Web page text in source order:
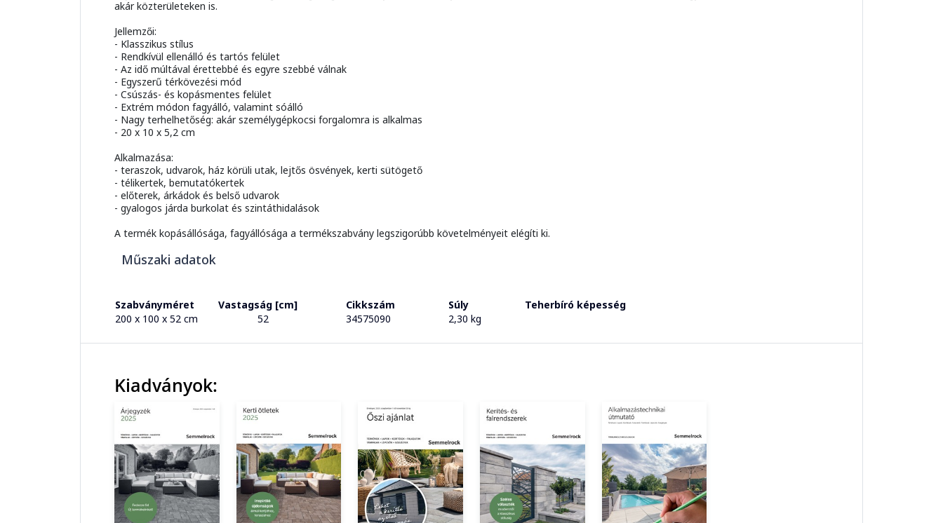
akár közterületeken is.
Jellemzői:
- Klasszikus stílus
- Rendkívül ellenálló és tartós felület
- Az idő múltával érettebbé és egyre szebbé válnak
- Egyszerű térkövezési mód
- Csúszás- és kopásmentes felület
- Extrém módon fagyálló, valamint sóálló
- Nagy terhelhetőség: akár személygépkocsi forgalomra is alkalmas
- 20 x 10 x 5,2 cm
Alkalmazása:
- teraszok, udvarok, ház körüli utak, lejtős ösvények, kerti sütögető
- télikertek, bemutatókertek
- előterek, árkádok és belső udvarok
- gyalogos járda burkolat és szintáthidalások
A termék kopásállósága, fagyállósága a termékszabvány legszigorúbb követelményeit elégíti ki.
Műszaki adatok
Szabványméret Vastagság [cm] Cikkszám Súly
Teherbíró képesség
200 x 100 x 52 cm
52 34575090 2,30 kg
Kiadványok: